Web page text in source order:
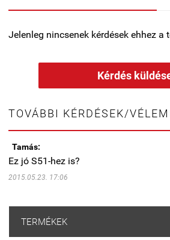
Jelenleg nincsenek kérdések ehhez a
Kérdés
TOVÁBBI KÉRDÉSEK/
Tamás:
Ez jó S51-hez is?
2015.05.23. 17:06
TERMÉKEK